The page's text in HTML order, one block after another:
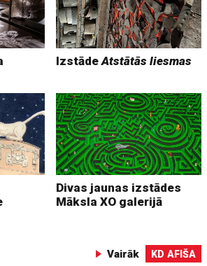
IzstādeAtstātās liesmas
Divas jaunas izstādes
Māksla XO galerijā
Vairāk KD AFIŠA